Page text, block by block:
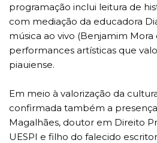
programação inclui leitura de
com mediação da educadora
música ao vivo (Benjamim Mora
performances artísticas que
piauiense.
Em meio à valorização da
confirmada também a
Magalhães, doutor em Direito
UESPI e filho do falecido